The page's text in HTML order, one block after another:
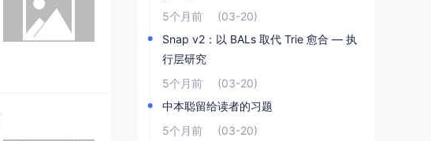
5个月前
(03-20)
Snap v2：以 BALs 取代 Trie 愈合 — 执
行层研究
5个月前
(03-20)
中本聪留给读者的习题
5个月前
(03-20)